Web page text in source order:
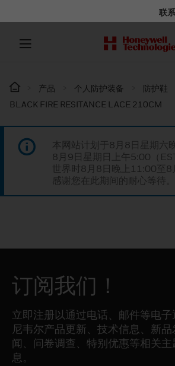
联
产品 个人防护装备 防护鞋
BLACK FIRE RESITANCE LACE 210CM
本网站计划于8月8日星期六
8月9日星期日上午5:00（
世界时8月8日晚上11:00至8
感谢您在此期间的耐心等待。
订阅我们！
立即注册以通过电话、邮件等电
尼韦尔产品更新、技术信息、新
闻、问卷调查、特别优惠等相关
息。